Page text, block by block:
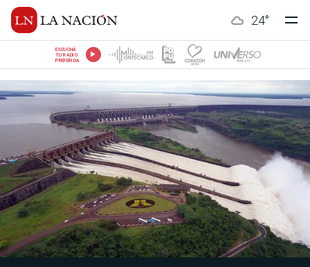
24°
ESCUCHÁ
TU RADIO
PREFERIDA